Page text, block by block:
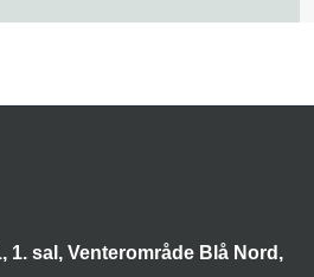
1. sal, Venterområde Blå Nord,